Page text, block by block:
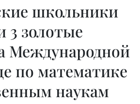
школьники
3 золотые
Международной
по математике
наукам